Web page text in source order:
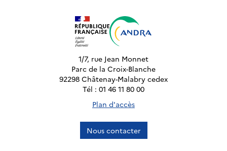
1/7, rue Jean Monnet
Parc de la Croix-Blanche
92298 Châtenay-Malabry cedex
Tél : 01 46 11 80 00
Plan d'accès
Nous contacter